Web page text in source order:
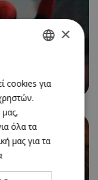
ENGLISH
×
cookies για
όλα τα
μας για τα